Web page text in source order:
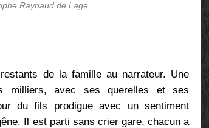
Raynaud de Lage
de la famille au narrateur. Une
milliers, avec ses querelles et ses
du fils prodigue avec un sentiment
Il est parti sans crier gare, chacun a